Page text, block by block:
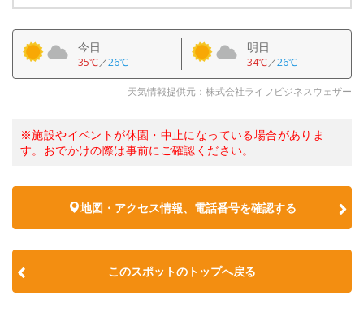
今日
35℃／26℃
明日
34℃／26℃
天気情報提供元：株式会社ライフビジネスウェザー
※施設やイベントが休園・中止になっている場合がありま
す。おでかけの際は事前にご確認ください。
地図・アクセス情報、電話番号を確認する
このスポットのトップへ戻る